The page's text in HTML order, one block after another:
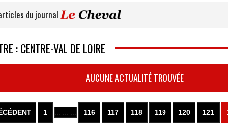
du journal
: CENTRE-VAL DE LOIRE
AUCUNE ACTUALITÉ TROUVÉE
1 ... ... ... 116 117 118 119 120 121